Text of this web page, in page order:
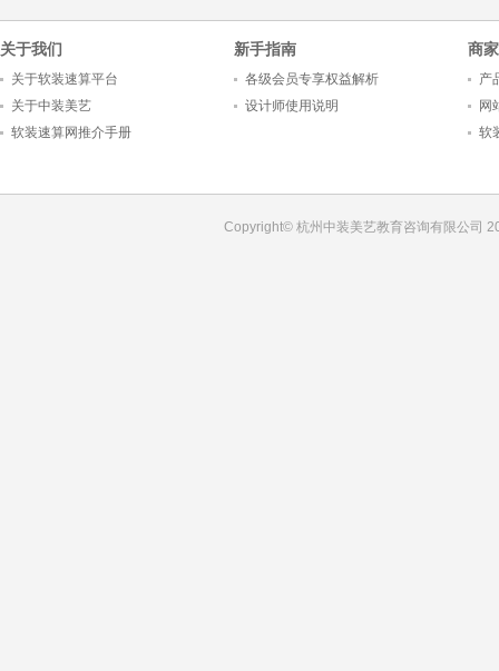
关于我们
关于软装速算平台
关于中装美艺
软装速算网推介手册
新手指南
各级会员专享权益解析
设计师使用说明
商
产
网
软
Copyright© 杭州中装美艺教育咨询有限公司